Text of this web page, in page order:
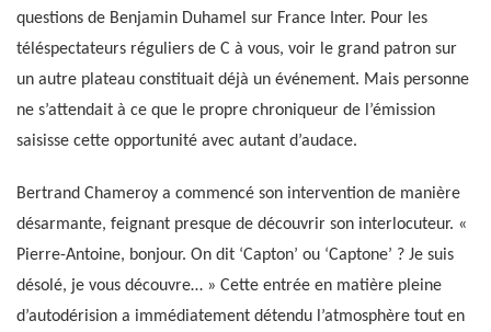
questions de Benjamin Duhamel sur France Inter. Pour les
téléspectateurs réguliers de C à vous, voir le grand patron sur
un autre plateau constituait déjà un événement. Mais personne
ne s’attendait à ce que le propre chroniqueur de l’émission
saisisse cette opportunité avec autant d’audace.
Bertrand Chameroy a commencé son intervention de manière
désarmante, feignant presque de découvrir son interlocuteur. «
Pierre-Antoine, bonjour. On dit ‘Capton’ ou ‘Captone’ ? Je suis
désolé, je vous découvre… » Cette entrée en matière pleine
d’autodérision a immédiatement détendu l’atmosphère tout en